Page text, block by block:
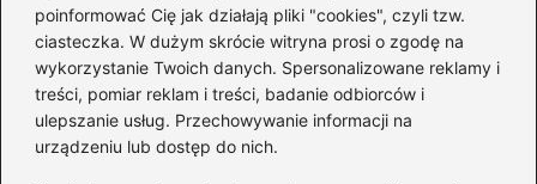
poinformować Cię jak działają pliki "cookies", czyli tzw.
ciasteczka. W dużym skrócie witryna prosi o zgodę na
wykorzystanie Twoich danych. Spersonalizowane reklamy i
treści, pomiar reklam i treści, badanie odbiorców i
ulepszanie usług. Przechowywanie informacji na
urządzeniu lub dostęp do nich.
Idealny garnitur: jak dobrać
go do swojej sylwetki?